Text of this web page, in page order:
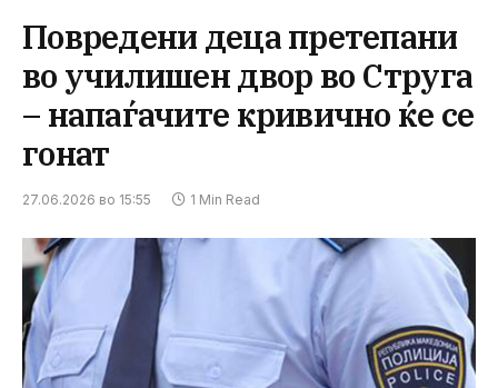
Повредени деца претепани
во училишен двор во Струга
– напаѓачите кривично ќе се
гонат
27.06.2026 во 15:55 1 Min Read